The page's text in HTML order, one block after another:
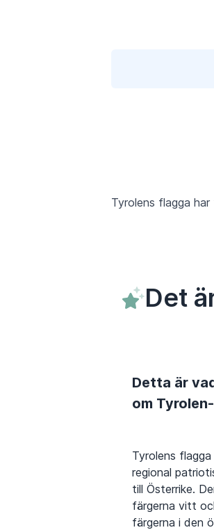
Tyrolens flagga
Det
Detta är
om
Tyrolens
regional
till Österrike.
färgerna vitt
färgerna i den